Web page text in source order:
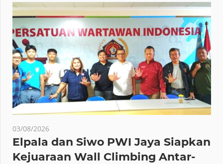
03/08/2026
Elpala dan Siwo PWI Jaya Siapkan
Kejuaraan Wall Climbing Antar-